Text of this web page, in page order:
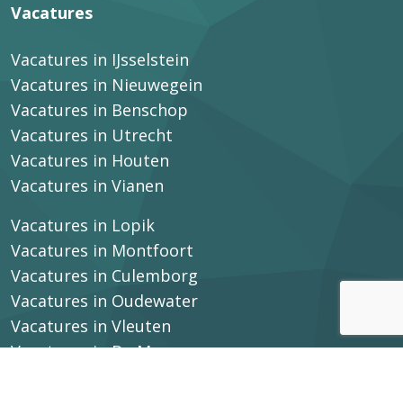
Vacatures
Vacatures in IJsselstein
Vacatures in Nieuwegein
Vacatures in Benschop
Vacatures in Utrecht
Vacatures in Houten
Vacatures in Vianen
Vacatures in Lopik
Vacatures in Montfoort
Vacatures in Culemborg
Vacatures in Oudewater
Vacatures in Vleuten
Vacatures in De Meern